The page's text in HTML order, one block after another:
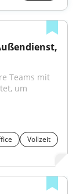
Teams mit
um
Vollzeit